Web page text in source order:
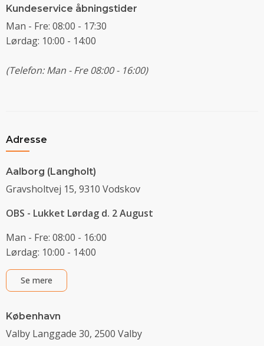
Kundeservice åbningstider
Man - Fre: 08:00 - 17:30
Lørdag: 10:00 - 14:00
(Telefon: Man - Fre 08:00 - 16:00)
Adresse
Aalborg (Langholt)
Gravsholtvej 15, 9310 Vodskov
OBS - Lukket Lørdag d. 2 August
Man - Fre: 08:00 - 16:00
Lørdag: 10:00 - 14:00
Se mere
København
Valby Langgade 30, 2500 Valby